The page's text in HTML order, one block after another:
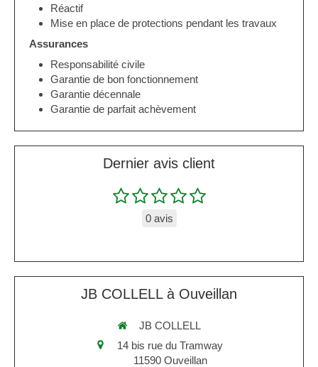
Réactif
Mise en place de protections pendant les travaux
Assurances
Responsabilité civile
Garantie de bon fonctionnement
Garantie décennale
Garantie de parfait achèvement
Dernier avis client
0 avis
JB COLLELL à Ouveillan
JB COLLELL
14 bis rue du Tramway
11590 Ouveillan